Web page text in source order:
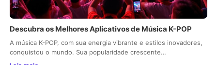
Descubra os Melhores Aplicativos de Música K-POP
A música K-POP, com sua energia vibrante e estilos inovadores,
conquistou o mundo. Sua popularidade crescente…